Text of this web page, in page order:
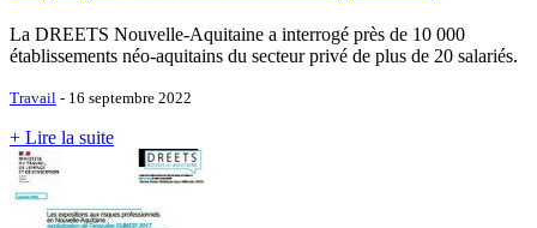
La DREETS Nouvelle-Aquitaine a interrogé près de 10 000
établissements néo-aquitains du secteur privé de plus de 20 salariés.
Travail - 16 septembre 2022
+ Lire la suite